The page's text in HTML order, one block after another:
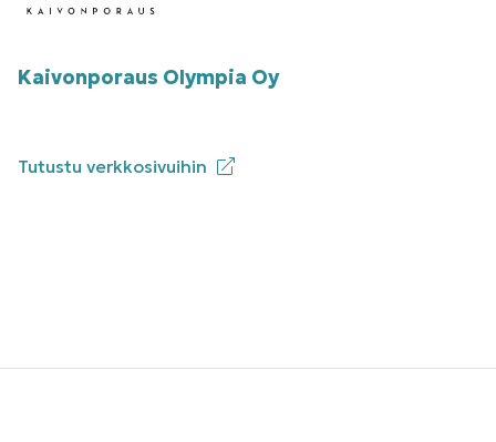
Kaivonporaus Olympia Oy
Tutustu verkkosivuihin